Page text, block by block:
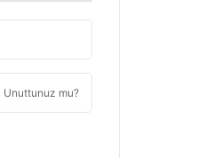
Unuttunuz mu?